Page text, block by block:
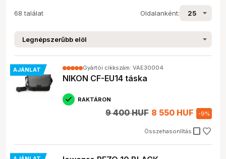
68 találat Oldalanként:
AJÁNLAT Gyártói cikkszám: VAE30004
NIKON CF-EU14 táska
RAKTÁRON
Összehasonlítás check_box_outline_blank
9 400 HUF 8 550 HUF -9%